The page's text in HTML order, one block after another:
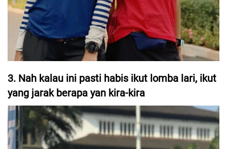
3. Nah kalau ini pasti habis ikut lomba lari, ikut
yang jarak berapa yan kira-kira